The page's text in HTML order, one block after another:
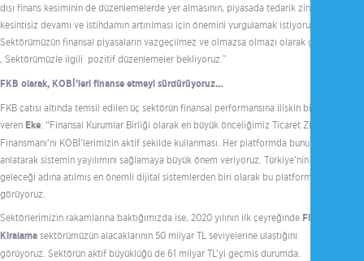
dışı finans kesiminin de düzenlemelerde yer almasının, piyasada tedarik zincirinin
kesintisiz devamı ve istihdamın artırılması için önemini vurgulamak istiyorum.
Sektörümüzün finansal piyasaların vazgeçilmez ve olmazsa olmazı olarak görüyor
, Sektörümüzle ilgili pozitif düzenlemeler bekliyoruz.”
FKB olarak, KOBİ’leri finanse etmeyi sürdürüyoruz…
FKB çatısı altında temsil edilen üç sektörün finansal performansına ilişkin bilgi
veren Eke: “Finansal Kurumlar Birliği olarak en büyük önceliğimiz Ticaret Zinciri
Finansmanı’nı KOBİ’lerimizin aktif şekilde kullanması. Her platformda bunu
anlatarak sistemin yayılımını sağlamaya büyük önem veriyoruz. Türkiye’nin
geleceği adına atılmış en önemli dijital sistemlerden biri olarak bu platformu
görüyoruz.
Sektörlerimizin rakamlarına baktığımızda ise, 2020 yılının ilk çeyreğinde Finansal
Kiralama sektörümüzün alacaklarının 50 milyar TL seviyelerine ulaştığını
görüyoruz. Sektörün aktif büyüklüğü de 61 milyar TL’yi geçmiş durumda.